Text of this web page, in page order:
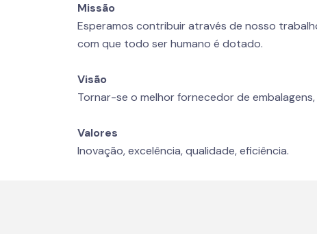
Missão
Esperamos contribuir através de nosso
com que todo ser humano é dotado.
Visão
Tornar-se o melhor fornecedor de
Valores
Inovação, excelência, qualidade, eficiência.